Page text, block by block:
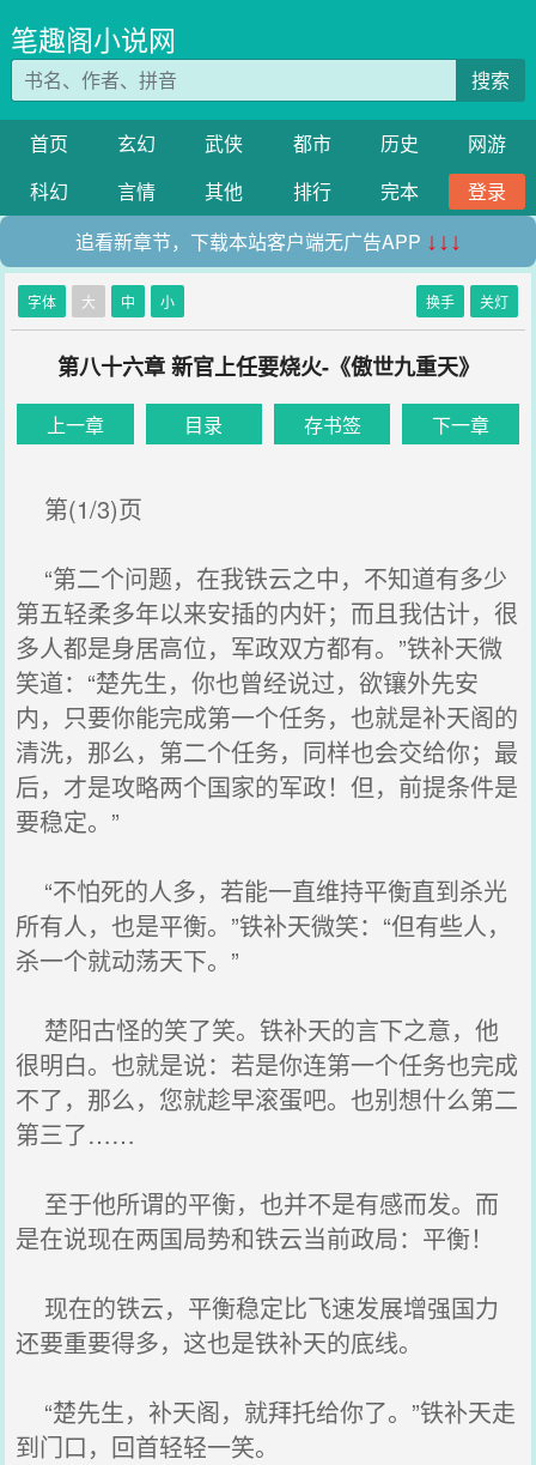
笔趣阁小说网
搜索
首页 玄幻 武侠 都市 历史
网游
科幻
言情 其他 排行 完本
登录
追看新章节，下载本站客户端无广告APP ↓↓↓
字体 大 中 小 换手 关灯
第八十六章 新官上任要烧火-《傲世九重天》
上一章 目录 存书签 下一章
第(1/3)页
“第二个问题，在我铁云之中，不知道有多少
第五轻柔多年以来安插的内奸；而且我估计，很
多人都是身居高位，军政双方都有。”铁补天微
笑道：“楚先生，你也曾经说过，欲镶外先安
内，只要你能完成第一个任务，也就是补天阁的
清洗，那么，第二个任务，同样也会交给你；最
后，才是攻略两个国家的军政！但，前提条件是
要稳定。”
“不怕死的人多，若能一直维持平衡直到杀光
所有人，也是平衡。”铁补天微笑：“但有些人，
杀一个就动荡天下。”
楚阳古怪的笑了笑。铁补天的言下之意，他
很明白。也就是说：若是你连第一个任务也完成
不了，那么，您就趁早滚蛋吧。也别想什么第二
第三了……
至于他所谓的平衡，也并不是有感而发。而
是在说现在两国局势和铁云当前政局：平衡！
现在的铁云，平衡稳定比飞速发展增强国力
还要重要得多，这也是铁补天的底线。
“楚先生，补天阁，就拜托给你了。”铁补天走
到门口，回首轻轻一笑。